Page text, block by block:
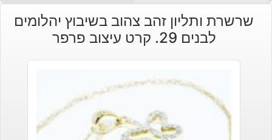
המקורי
היה:
הנוכחי
הוא:
שרשרת ותליון זהב צהוב בשיבוץ יהלומים
לבנים 29. קרט עיצוב פרפר